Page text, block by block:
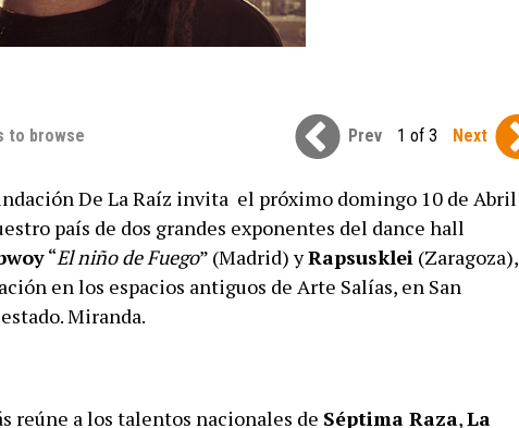
Prev 1 of 3 Next
to browse
De La Raíz invita el próximo domingo 10 de Abril
país de dos grandes exponentes del dance hall
“El niño de Fuego” (Madrid) yRapsusklei(Zaragoza),
en los espacios antiguos de Arte Salías, en San
Miranda.
reúne a los talentos nacionales de Séptima Raza,La